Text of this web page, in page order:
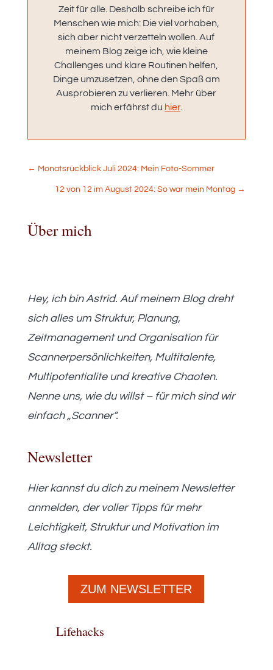
Zeit für alle. Deshalb schreibe ich für
Menschen wie mich: Die viel vorhaben,
sich aber nicht verzetteln wollen. Auf
meinem Blog zeige ich, wie kleine
Challenges und klare Routinen helfen,
Dinge umzusetzen, ohne den Spaß am
Ausprobieren zu verlieren. Mehr über
mich erfährst du hier.
← Monatsrückblick Juli 2024: Mein Foto-Sommer
12 von 12 im August 2024: So war mein Montag →
Über mich
Hey, ich bin Astrid. Auf meinem Blog dreht
sich alles um Struktur, Planung,
Zeitmanagement und Organisation für
Scannerpersönlichkeiten, Multitalente,
Multipotentialite und kreative Chaoten.
Nenne uns, wie du willst – für mich sind wir
einfach „Scanner“.
Newsletter
Hier kannst du dich zu meinem Newsletter
anmelden, der voller Tipps für mehr
Leichtigkeit, Struktur und Motivation im
Alltag steckt.
ZUM NEWSLETTER
Lifehacks